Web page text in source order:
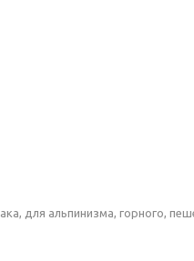
для альпинизма, горного,